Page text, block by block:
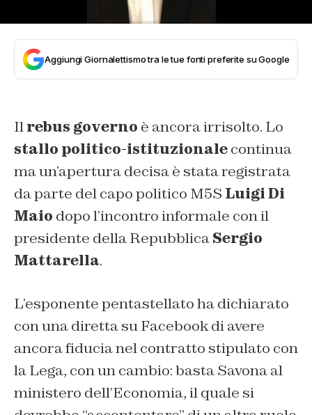
Aggiungi Giornalettismo tra le tue fonti preferite su Google
Ilrebus governo è ancora irrisolto. Lo
stallo politico-istituzionalecontinua
ma un’apertura decisa è stata registrata
da parte del capo politico M5S Luigi Di
Maio dopo l’incontro informale con il
presidente della RepubblicaSergio
Mattarella.
L’esponente pentastellato ha dichiarato
con una diretta su Facebook di avere
ancora fiducia nel contratto stipulato con
la Lega, con un cambio: basta Savona al
ministero dell’Economia, il quale si